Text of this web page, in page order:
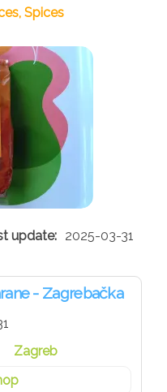
Spices
2025-03-31
- Zagrebačka
Zagreb